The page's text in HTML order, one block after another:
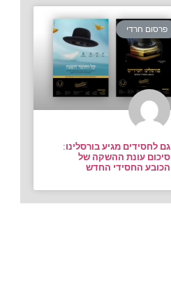
פרסום חרדי
גם לחסידים מגיע בורסלינו:
סיכום עונת ההשקה של
הכובע החסידי החדש